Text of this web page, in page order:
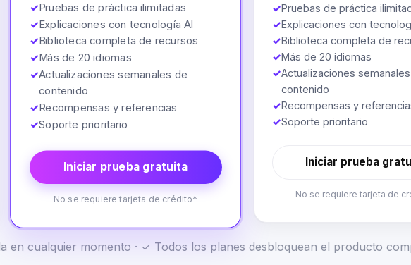
✓Pruebas de práctica ilimitadas
✓Explicaciones con tecnología AI
✓Biblioteca completa de recursos
✓Más de 20 idiomas
✓Actualizaciones semanales de
contenido
✓Recompensas y referencias
✓Soporte prioritario
Iniciar prueba gratuita
No se requiere tarjeta de crédito*
✓Pruebas de práctica
✓Explicaciones con
✓Biblioteca completa de
✓Más de 20 idiomas
✓Actualizaciones
contenido
✓Recompensas y
✓Soporte prioritario
Iniciar prueba
No se requiere tarjeta de
en cualquier momento · ✓ Todos los planes desbloquean el producto